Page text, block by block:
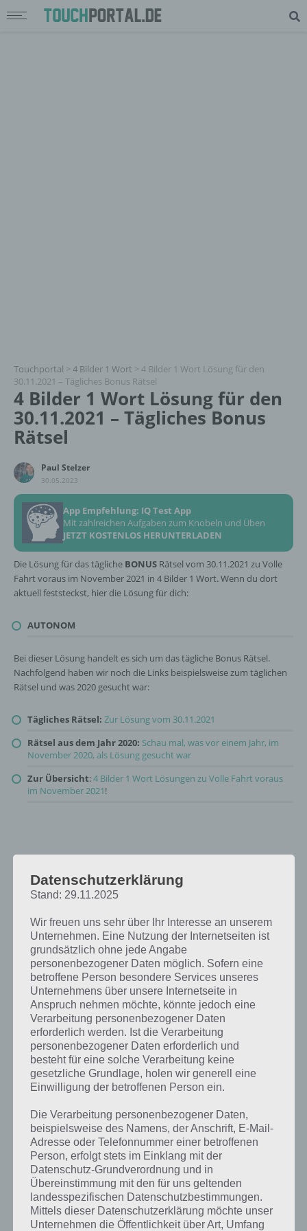
Touchportal > 4 Bilder 1 Wort > 4 Bilder 1 Wort Lösung für den
30.11.2021 – Tägliches Bonus Rätsel
4 Bilder 1 Wort Lösung für den
30.11.2021 – Tägliches Bonus
Rätsel
Paul Stelzer
30.05.2023
App Empfehlung: IQ Test App
Mit zahlreichen Aufgaben zum Knobeln und Üben
JETZT KOSTENLOS HERUNTERLADEN
Die Lösung für das tägliche BONUS Rätsel vom 30.11.2021 zu Volle
Fahrt voraus im November 2021 in 4 Bilder 1 Wort. Wenn du dort
aktuell feststeckst, hier die Lösung für dich:
AUTONOM
Bei dieser Lösung handelt es sich um das tägliche Bonus Rätsel.
Nachfolgend haben wir noch die Links beispielsweise zum täglichen
Rätsel und was 2020 gesucht war:
Tägliches Rätsel: Zur Lösung vom 30.11.2021
Rätsel aus dem Jahr 2020: Schau mal, was vor einem Jahr, im
November 2020, als Lösung gesucht war
Zur Übersicht:4 Bilder 1 Wort Lösungen zu Volle Fahrt voraus
im November 2021!
Kurze Begriffserklärung zur Lösung
Autonom
Autonom ist die Lösung für das tägliche Bonus Rätsel am 30.11.2021
in 4 Bilder 1 Wort, doch welche Bedeutung hat dieses eigentlich und
Datenschutzerklärung
Stand: 29.11.2025
Wir freuen uns sehr über Ihr Interesse an unserem
Unternehmen. Eine Nutzung der Internetseiten ist
grundsätzlich ohne jede Angabe
personenbezogener Daten möglich. Sofern eine
betroffene Person besondere Services unseres
Unternehmens über unsere Internetseite in
Anspruch nehmen möchte, könnte jedoch eine
Verarbeitung personenbezogener Daten
erforderlich werden. Ist die Verarbeitung
personenbezogener Daten erforderlich und
besteht für eine solche Verarbeitung keine
gesetzliche Grundlage, holen wir generell eine
Einwilligung der betroffenen Person ein.
Die Verarbeitung personenbezogener Daten,
beispielsweise des Namens, der Anschrift, E-Mail-
Adresse oder Telefonnummer einer betroffenen
Person, erfolgt stets im Einklang mit der
Datenschutz-Grundverordnung und in
Übereinstimmung mit den für uns geltenden
landesspezifischen Datenschutzbestimmungen.
Mittels dieser Datenschutzerklärung möchte unser
Unternehmen die Öffentlichkeit über Art, Umfang